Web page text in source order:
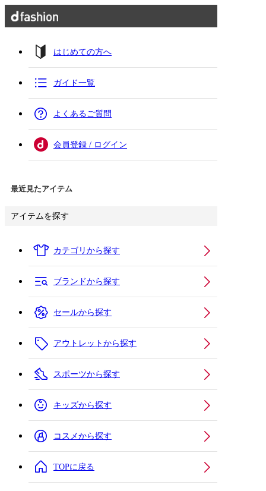
はじめての方へ
ガイド一覧
よくあるご質問
会員登録 / ログイン
最近見たアイテム
アイテムを探す
カテゴリから探す
ブランドから探す
セールから探す
アウトレットから探す
スポーツから探す
キッズから探す
コスメから探す
TOPに戻る